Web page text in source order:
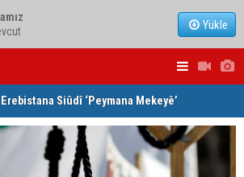
Yükle
Siûdî ‘Peymana Mekeyê’
girîng e û